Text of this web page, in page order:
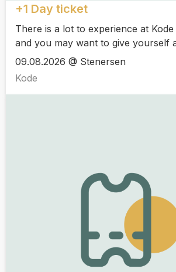
+1 Day ticket
There is a lot to experience at
and you may want to give yourself
09.08.2026 @ Stenersen
Kode